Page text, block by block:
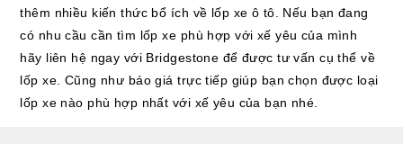
thêm nhiều kiến thức bổ ích về lốp xe ô tô. Nếu bạn đang
có nhu cầu cần tìm lốp xe phù hợp với xế yêu của mình
hãy liên hệ ngay với Bridgestone để được tư vấn cụ thể về
lốp xe. Cũng như báo giá trực tiếp giúp bạn chọn được loại
lốp xe nào phù hợp nhất với xế yêu của bạn nhé.